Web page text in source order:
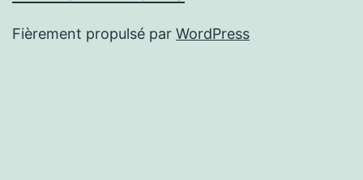
Fièrement propulsé par WordPress